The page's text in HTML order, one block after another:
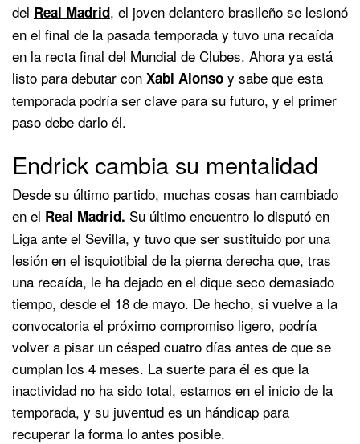
del Real Madrid, el joven delantero brasileño se lesionó
en el final de la pasada temporada y tuvo una recaída
en la recta final del Mundial de Clubes. Ahora ya está
listo para debutar con Xabi Alonso y sabe que esta
temporada podría ser clave para su futuro, y el primer
paso debe darlo él.
Endrick cambia su mentalidad
Desde su último partido, muchas cosas han cambiado
en el Real Madrid. Su último encuentro lo disputó en
Liga ante el Sevilla, y tuvo que ser sustituido por una
lesión en el isquiotibial de la pierna derecha que, tras
una recaída, le ha dejado en el dique seco demasiado
tiempo, desde el 18 de mayo. De hecho, si vuelve a la
convocatoria el próximo compromiso ligero, podría
volver a pisar un césped cuatro días antes de que se
cumplan los 4 meses. La suerte para él es que la
inactividad no ha sido total, estamos en el inicio de la
temporada, y su juventud es un hándicap para
recuperar la forma lo antes posible.